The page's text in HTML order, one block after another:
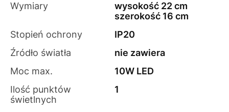
Wymiary
wysokość 22 cm
szerokość 16 cm
Stopień ochrony
IP20
Źródło światła
nie zawiera
Moc max.
10W LED
Ilość punktów
świetlnych
1